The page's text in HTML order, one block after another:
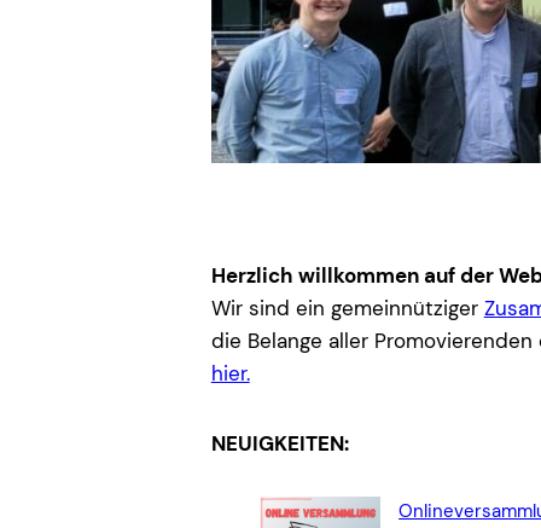
Herzlich willkommen auf der
Wir sind ein gemeinnütziger
die Belange aller
hier.
NEUIGKEITEN: